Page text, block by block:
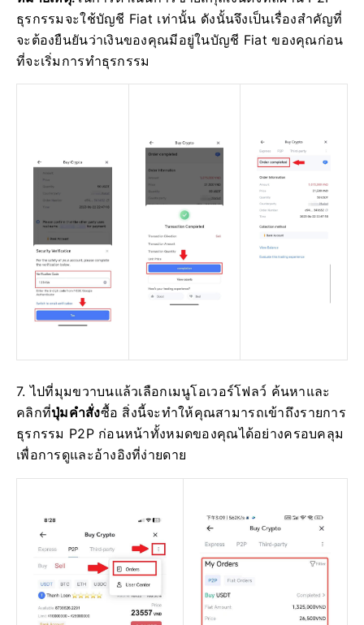
ธุรกรรมจะใช้บัญชี Fiat เท่านั้น ดังนั้นจึงเป็นเรื่องสำคัญที่
จะต้องยืนยันว่าเงินของคุณมีอยู่ในบัญชี Fiat ของคุณก่อน
ที่จะเริ่มการทำธุรกรรม
7. ไปที่มุมขวาบนแล้วเลือกเมนูโอเวอร์โฟลว์ ค้นหาและ
คลิกที่ปุ่มคำสั่งซื้อ สิ่งนี้จะทำให้คุณสามารถเข้าถึงรายการ
ธุรกรรม P2P ก่อนหน้าทั้งหมดของคุณได้อย่างครอบคลุม
เพื่อการดูและอ้างอิงที่ง่ายดาย